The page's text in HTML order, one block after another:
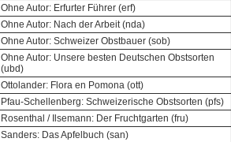
Ohne Autor: Erfurter Führer (erf)
Ohne Autor: Nach der Arbeit (nda)
Ohne Autor: Schweizer Obstbauer (sob)
Ohne Autor: Unsere besten Deutschen Obstsorten
(ubd)
Ottolander: Flora en Pomona (ott)
Pfau-Schellenberg: Schweizerische Obstsorten (pfs)
Rosenthal / Ilsemann: Der Fruchtgarten (fru)
Sanders: Das Apfelbuch (san)